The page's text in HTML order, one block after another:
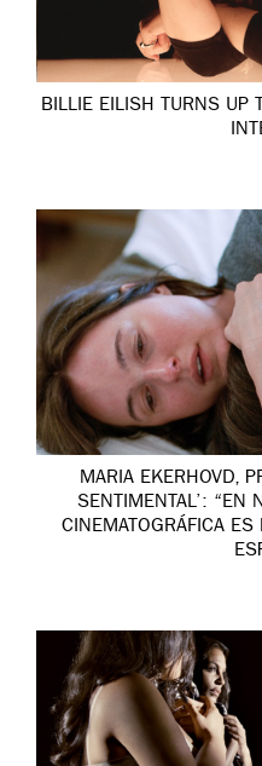
BILLIE EILISH TURNS UP
MARIA EKERHOVD,
SENTIMENTAL’: “EN
CINEMATOGRÁFICA